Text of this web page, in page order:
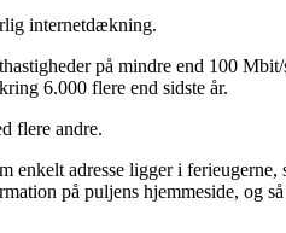
internetdækning.
på mindre end 100
6.000 flere end sidste år.
flere andre.
adresse ligger i ferieugerne,
på puljens hjemmeside, og